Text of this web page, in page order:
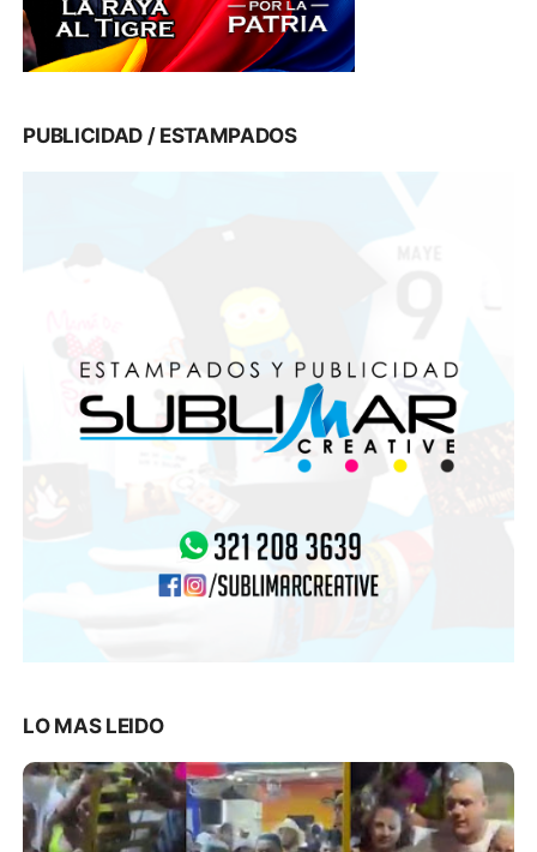
PUBLICIDAD / ESTAMPADOS
LO MAS LEIDO